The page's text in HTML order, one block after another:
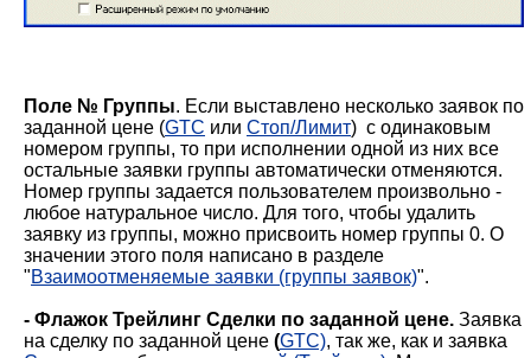
Поле № Группы. Если выставлено несколько заявок по
заданной цене (GTC или Стоп/Лимит) с одинаковым
номером группы, то при исполнении одной из них все
остальные заявки группы автоматически отменяются.
Номер группы задается пользователем произвольно -
любое натуральное число. Для того, чтобы удалить
заявку из группы, можно присвоить номер группы 0. О
значении этого поля написано в разделе
"Взаимоотменяемые заявки (группы заявок)".
- Флажок Трейлинг Сделки по заданной цене. Заявка
на сделку по заданной цене (GTC), так же, как и заявка